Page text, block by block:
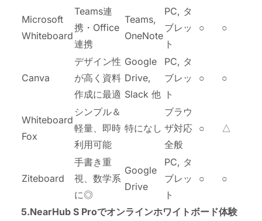
Microsoft
Whiteboard
Teams連
携・Office
連携
Teams,
OneNote
PC, タ
ブレッ
ト
○ ○
Canva
デザイン性
が高く資料
作成に最適
Google
Drive,
Slack 他
PC, タ
ブレッ
ト
○ ○
Whiteboard
Fox
シンプル＆
軽量、即時
利用可能
特になし
ブラウ
ザ対応
全般
○ △
Ziteboard
手書き重
視、数学系
に◎
Google
Drive
PC, タ
ブレッ
ト
○ ○
5.NearHub S Proでオンラインホワイトボード体験